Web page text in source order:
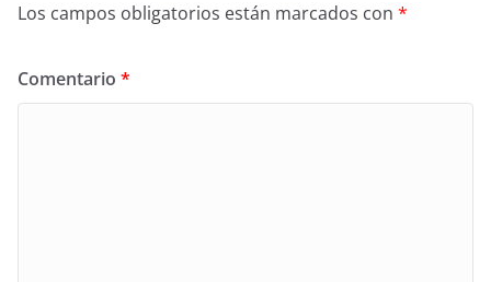
Los campos obligatorios están marcados con *
Comentario *